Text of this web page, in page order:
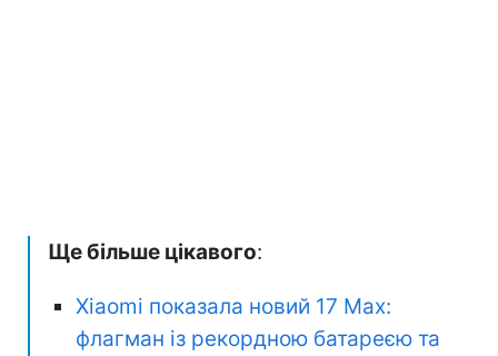
Ще більше цікавого:
Xiaomi показала новий 17 Max:
флагман із рекордною батареєю та